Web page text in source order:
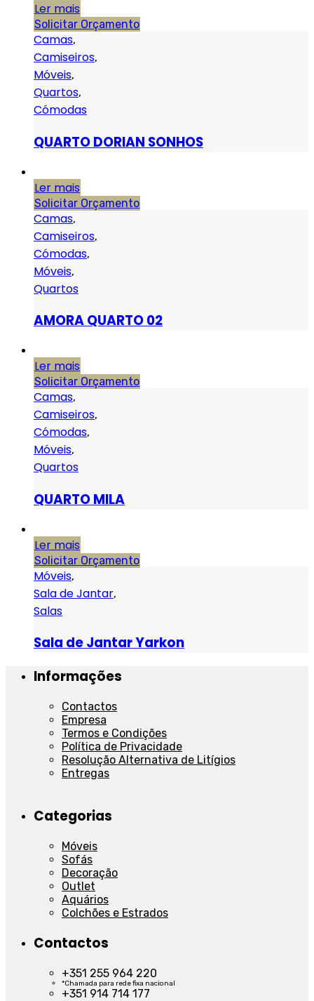
Ler mais
Solicitar Orçamento
Camas,
Camiseiros,
Móveis,
Quartos,
Cómodas
QUARTO DORIAN SONHOS
Ler mais
Solicitar Orçamento
Camas,
Camiseiros,
Cómodas,
Móveis,
Quartos
AMORA QUARTO 02
Ler mais
Solicitar Orçamento
Camas,
Camiseiros,
Cómodas,
Móveis,
Quartos
QUARTO MILA
Ler mais
Solicitar Orçamento
Móveis,
Sala de Jantar,
Salas
Sala de Jantar Yarkon
Informações
Contactos
Empresa
Termos e Condições
Política de Privacidade
Resolução Alternativa de Litígios
Entregas
Categorias
Móveis
Sofás
Decoração
Outlet
Aquários
Colchões e Estrados
Contactos
+351 255 964 220
*Chamada para rede fixa nacional
+351 914 714 177